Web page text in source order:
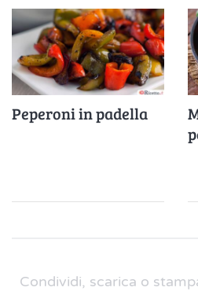
Peperoni in padella
Condividi, scarica o